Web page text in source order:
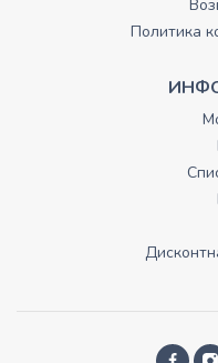
Политика